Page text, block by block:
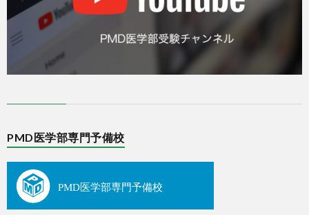
PMD医学部専門予備校